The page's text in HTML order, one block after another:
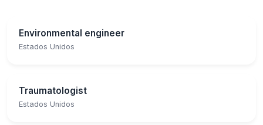
Environmental engineer
Estados Unidos
Traumatologist
Estados Unidos